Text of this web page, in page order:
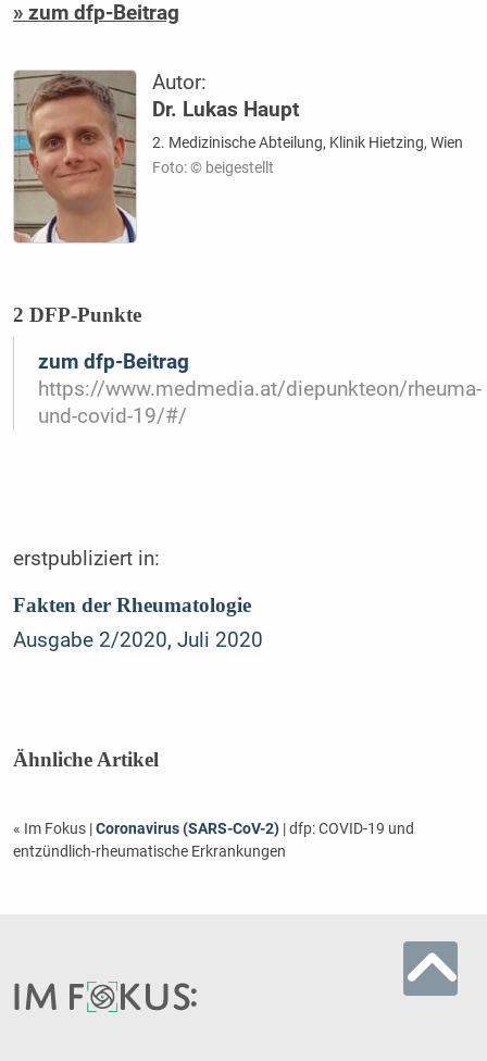
» zum dfp-Beitrag
Autor:
Dr. Lukas Haupt
2. Medizinische Abteilung, Klinik Hietzing, Wien
Foto: © beigestellt
2 DFP-Punkte
zum dfp-Beitrag
https://www.medmedia.at/diepunkteon/rheuma-
und-covid-19/#/
erstpubliziert in:
Fakten der Rheumatologie
Ausgabe 2/2020, Juli 2020
Ähnliche Artikel
« Im Fokus |Coronavirus (SARS-CoV-2)| dfp: COVID-19 und
entzündlich-rheumatische Erkrankungen